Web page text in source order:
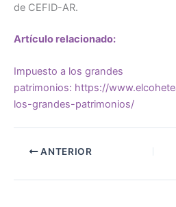
de CEFID-AR.
Artículo relacionado:
Impuesto a los grandes
patrimonios: https://
los-grandes-patrimonios/
ANTERIOR